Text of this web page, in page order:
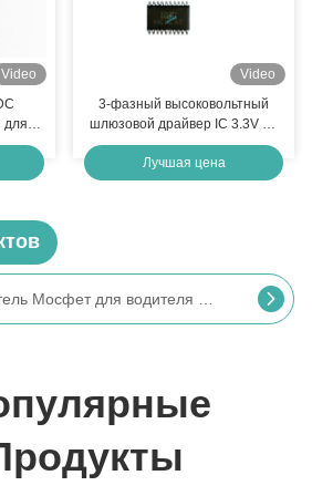
Video
для
Video
3-фазный высоковольтный
шлюзовой драйвер IC 3.3V 5V
15V Входная логика
совместима встроенная в
нерабочее время
Лучшая цена